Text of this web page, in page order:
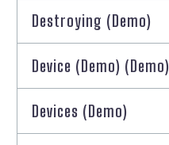
Destroying (Demo)
Device (Demo) (Demo)
Devices (Demo)